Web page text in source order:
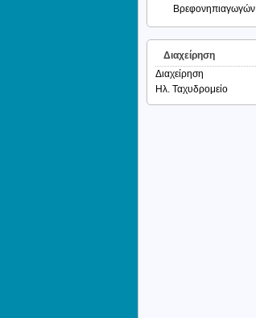
Βρεφονηπιαγωγών
Διαχείρηση
Διαχείρηση
Ηλ. Ταχυδρομείο